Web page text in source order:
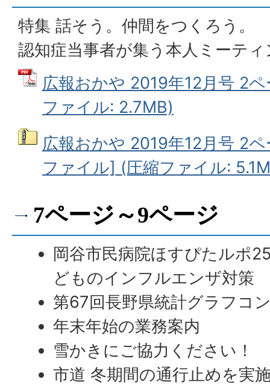
特集 話そう。仲間をつくろう。
認知症当事者が集う本人ミーテ
広報おかや 2019年12月号 2
ファイル: 2.7MB)
広報おかや 2019年12月号 2
ファイル] (圧縮ファイル:
7ページ～9ページ
岡谷市民病院ほすぴたルポ
どものインフルエンザ対策
第67回長野県統計グラフコ
年末年始の業務案内
雪かきにご協力ください！
市道 冬期間の通行止めを実